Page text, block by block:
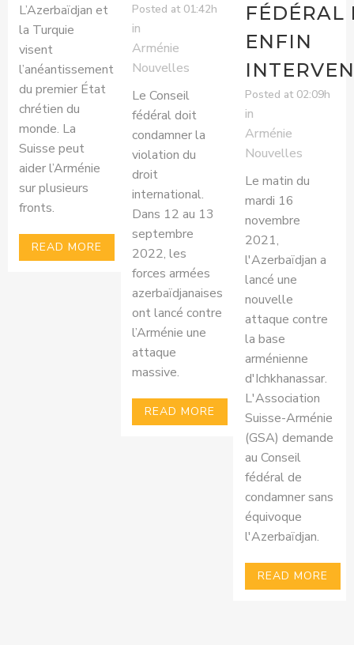
L’Azerbaïdjan et
la Turquie
visent
l’anéantissement
du premier État
chrétien du
monde. La
Suisse peut
aider l’Arménie
sur plusieurs
fronts.
READ MORE
Posted at 01:42h
in
Arménie
Nouvelles
Le Conseil
fédéral doit
condamner la
violation du
droit
international.
Dans 12 au 13
septembre
2022, les
forces armées
azerbaïdjanaises
ont lancé contre
l’Arménie une
attaque
massive.
READ MORE
FÉDÉRAL
ENFIN
Posted at 02:09h
in
Arménie
Nouvelles
Le matin du
mardi 16
novembre
2021,
l'Azerbaïdjan a
lancé une
nouvelle
attaque contre
la base
arménienne
d'Ichkhanassar.
L'Association
Suisse-Arménie
(GSA) demande
au Conseil
fédéral de
condamner sans
équivoque
l'Azerbaïdjan.
READ MORE